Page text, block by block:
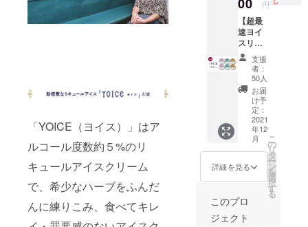
「YOICE（ヨイス）」はア
ルコール度数約５%のリ
キュールアイスクリーム
で、希少なハーブをふんだ
んに練りこみ、食べてキレ
イスリ
ターン
は225円
お得で
ヨイ
ス。 ※
クール
便での
送料込
みで
す。 ※
アル
コール
入り商
品の
為、20
歳未満
の方の
ご購入
はご遠
転され
る予定
のある
方、ア
ルコー
ルに弱
い方な
どは購
入・喫
食をお
控えく
ださ
い。
方、妊
娠中・
授乳中
の方、
自動
車・バ
イク・
自転車
等を運
転され
る予定
のある
方、ア
ルコー
い方な
どは購
食をお
控えく
時期が
遅れる
場合が
ござい
ます、
その際
は早急
にご連
絡致し
ます。
※本製品
にはア
ルコー
ルが含
いるた
め20歳
方、妊
娠中・
授乳中
入り商
品の
為、20
歳未満
の方の
ご購入
はご遠
慮くだ
さい。
※お届け
は2021
年12月
を予定
してお
す。 ※
製造状
り出荷
時期が
遅れる
理と
ハーブ
酒 Trad
Gras』
で使え
るお食
事券
10,000
円で
す。 ※
お食事
券は
2022年
12月ま
での1年
だけま
お店も
ブ
ティー
2個 ・
YOICE
エナ
ジー・
ハーブ
ティー
2個 ・
YOICE
グッド
スリー
プ・
コー
ヒー 2
※『Orie
ntal
Herbs
創作料
00 円
【超最
速ヨイ
スリ
ター
ン】限
定50
セット
YOICE
（ヨイ
ス）3種
6個セッ
YOICE
ビュー
ティー
・ハー
ブ
ティー
2個 ・
支援
者：
50人
お届
け予
定：
2021
年12
月
詳細を見る
こ
の
リ
タ
ー
ン
を
選
択
す
る
このプロ
ジェクト